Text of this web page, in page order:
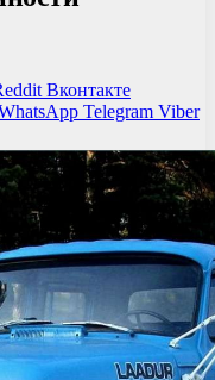
Вконтакте
Telegram Viber